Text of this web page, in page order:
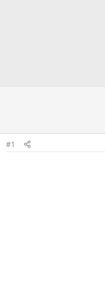
#1